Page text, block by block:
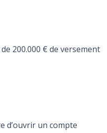
200.000 € de versement
d’ouvrir un compte